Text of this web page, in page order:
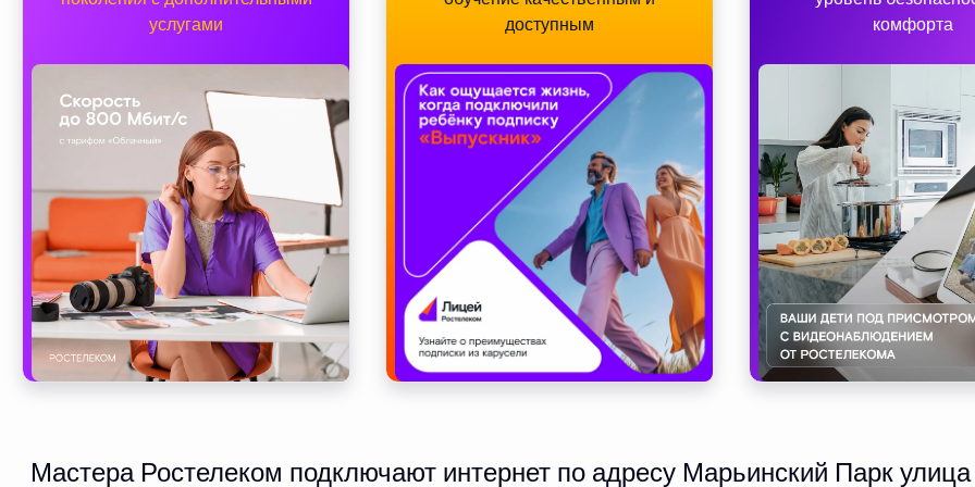
услугами
доступным
комфорта
Мастера Ростелеком подключают интернет по адресу Марьинский Парк улица